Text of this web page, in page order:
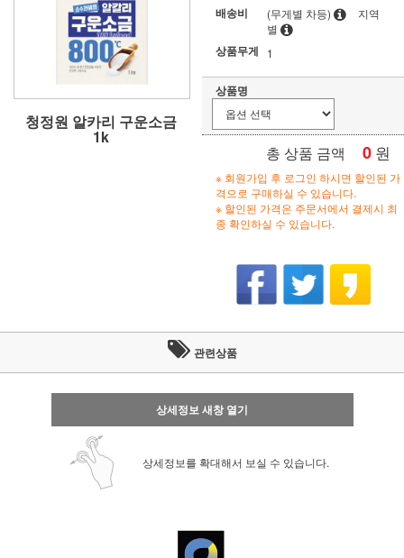
청정원 알카리 구운소금
1k
배송비
(무게별 차등)
지역
별
상품무게 1
상품명
총 상품 금액 0 원
※ 회원가입 후 로그인 하시면 할인된 가
격으로 구매하실 수 있습니다.
※ 할인된 가격은 주문서에서 결제시 최
종 확인하실 수 있습니다.
관련상품
상세정보 새창 열기
상세정보를 확대해서 보실 수 있습니다.